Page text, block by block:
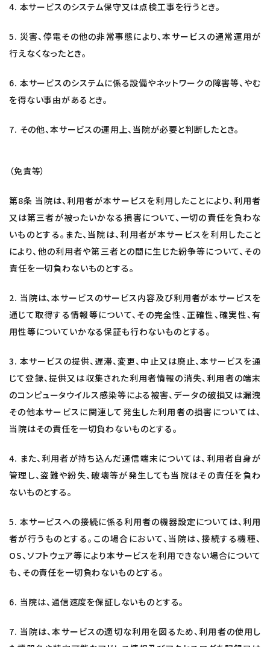
4. 本サービスのシステム保守又は点検工事を行うとき。
5. 災害、停電その他の非常事態により、本サービスの通常運用が
行えなくなったとき。
6. 本サービスのシステムに係る設備やネットワークの障害等、やむ
を得ない事由があるとき。
7. その他、本サービスの運用上、当院が必要と判断したとき。
（免責等）
第8条 当院は、利用者が本サービスを利用したことにより、利用者
又は第三者が被ったいかなる損害について、一切の責任を負わな
いものとする。また、当院は、利用者が本サービスを利用したこと
により、他の利用者や第三者との間に生じた紛争等について、その
責任を一切負わないものとする。
2. 当院は、本サービスのサービス内容及び利用者が本サービスを
通じて取得する情報等について、その完全性、正確性、確実性、有
用性等についていかなる保証も行わないものとする。
3. 本サービスの提供、遅滞、変更、中止又は廃止、本サービスを通
じて登録、提供又は収集された利用者情報の消失、利用者の端末
のコンピュータウイルス感染等による被害、データの破損又は漏洩
その他本サービスに関連して発生した利用者の損害については、
当院はその責任を一切負わないものとする。
4. また、利用者が持ち込んだ通信端末については、利用者自身が
管理し、盗難や紛失、破壊等が発生しても当院はその責任を負わ
ないものとする。
5. 本サービスへの接続に係る利用者の機器設定については、利用
者が行うものとする。この場合において、当院は、接続する機種、
OS、ソフトウェア等により本サービスを利用できない場合について
も、その責任を一切負わないものとする。
6. 当院は、通信速度を保証しないものとする。
7. 当院は、本サービスの適切な利用を図るため、利用者の使用し